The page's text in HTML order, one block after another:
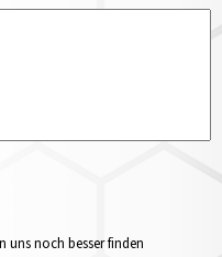
uns noch besser finden